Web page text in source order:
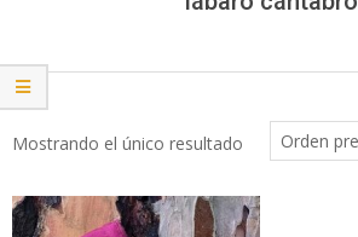
Mostrando el único resultado